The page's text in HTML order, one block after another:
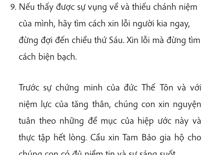
Nếu thấy được sự vụng về và thiếu chánh niệm
của mình, hãy tìm cách xin lỗi người kia ngay,
đừng đợi đến chiều thứ Sáu. Xin lỗi mà đừng tìm
cách biện bạch.
Trước sự chứng minh của đức Thế Tôn và với
niệm lực của tăng thân, chúng con xin nguyện
tuân theo những đề mục của hiệp ước này và
thực tập hết lòng. Cầu xin Tam Bảo gia hộ cho